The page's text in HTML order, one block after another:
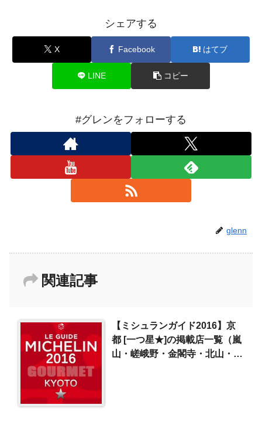
シェアする
X Facebook はてブ
LINE コピー
#グレンをフォローする
glenn
関連記事
【ミシュランガイド2016】京
都 [一つ星★]の掲載店一覧（嵐
山・嵯峨野・金閣寺・北山・銀